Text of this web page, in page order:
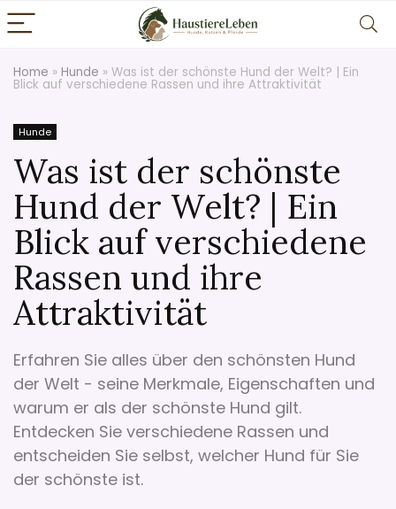
Home » Hunde » Was ist der schönste Hund der Welt? | Ein
Blick auf verschiedene Rassen und ihre Attraktivität
Hunde
Was ist der schönste
Hund der Welt? | Ein
Blick auf verschiedene
Rassen und ihre
Attraktivität
Erfahren Sie alles über den schönsten Hund
der Welt - seine Merkmale, Eigenschaften und
warum er als der schönste Hund gilt.
Entdecken Sie verschiedene Rassen und
entscheiden Sie selbst, welcher Hund für Sie
der schönste ist.